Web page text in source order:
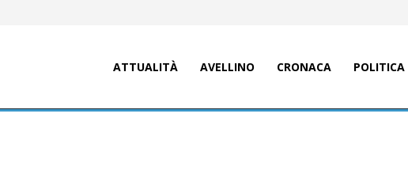
ATTUALITÀ AVELLINO CRONACA POLITICA